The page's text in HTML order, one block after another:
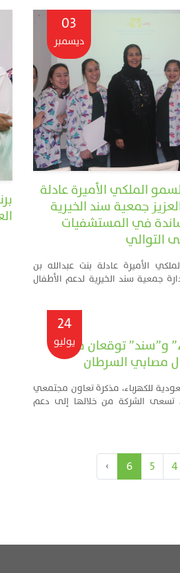
03
ديسمبر
الملكي الأميرة عادلة
جمعية سند الخيرية
في المستشفيات
التوالي
الأميرة عادلة بنت عبدالله بن
جمعية سند الخيرية لدعم الأطفال
24
يوليو
و”سند” توقعان مذكرة
مصابي السرطان
للكهرباء، مذكرة تعاون مجتمعي
تسعى الشركة من خلالها إلى دعم
4
5
6
›